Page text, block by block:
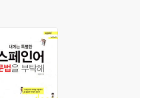
마입니까?
네 가족은 어떤 가족이니?